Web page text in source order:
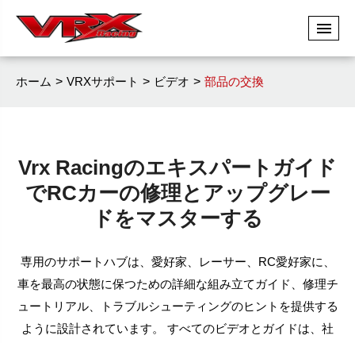
ホーム VRXサポート ビデオ 部品の交換
Vrx Racingのエキスパートガイド
でRCカーの修理とアップグレー
ドをマスターする
専用のサポートハブは、愛好家、レーサー、RC愛好家に、
車を最高の状態に保つための詳細な組み立てガイド、修理チ
ュートリアル、トラブルシューティングのヒントを提供する
ように設計されています。 すべてのビデオとガイドは、社